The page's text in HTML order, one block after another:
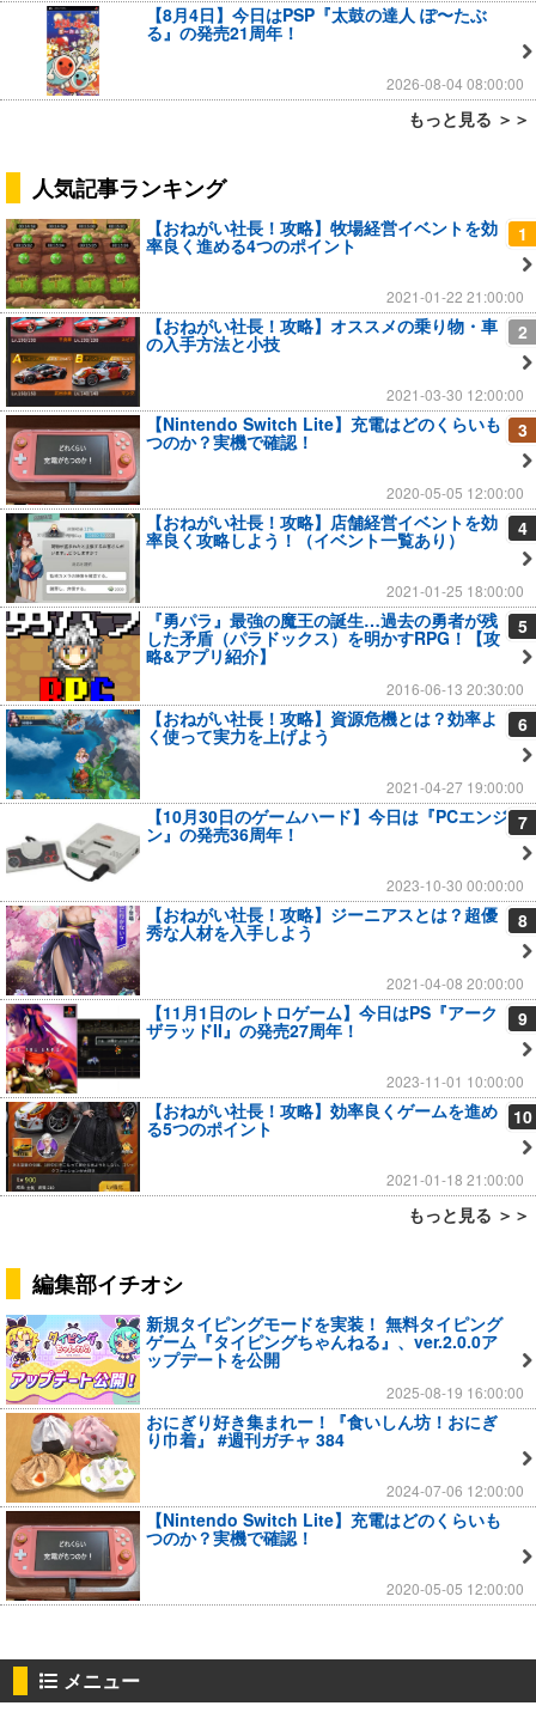
【8月4日】今日はPSP『太鼓の達人 ぽ〜たぶ
る』の発売21周年！
2026-08-04 08:00:00
もっと見る ＞＞
人気記事ランキング
1
【おねがい社長！攻略】牧場経営イベントを効
率良く進める4つのポイント
2021-01-22 21:00:00
2
【おねがい社長！攻略】オススメの乗り物・車
の入手方法と小技
2021-03-30 12:00:00
3
【Nintendo Switch Lite】充電はどのくらいも
つのか？実機で確認！
2020-05-05 12:00:00
4
【おねがい社長！攻略】店舗経営イベントを効
率良く攻略しよう！（イベント一覧あり）
2021-01-25 18:00:00
5
『勇パラ』最強の魔王の誕生…過去の勇者が残
した矛盾（パラドックス）を明かすRPG！【攻
略&アプリ紹介】
2016-06-13 20:30:00
6
【おねがい社長！攻略】資源危機とは？効率よ
く使って実力を上げよう
2021-04-27 19:00:00
7
【10月30日のゲームハード】今日は『PCエンジ
ン』の発売36周年！
2023-10-30 00:00:00
8
【おねがい社長！攻略】ジーニアスとは？超優
秀な人材を入手しよう
2021-04-08 20:00:00
9
【11月1日のレトロゲーム】今日はPS『アーク
ザラッドII』の発売27周年！
2023-11-01 10:00:00
10
【おねがい社長！攻略】効率良くゲームを進め
る5つのポイント
2021-01-18 21:00:00
もっと見る ＞＞
編集部イチオシ
新規タイピングモードを実装！ 無料タイピング
ゲーム『タイピングちゃんねる』、ver.2.0.0ア
ップデートを公開
2025-08-19 16:00:00
おにぎり好き集まれー！『食いしん坊！おにぎ
り巾着』 #週刊ガチャ 384
2024-07-06 12:00:00
【Nintendo Switch Lite】充電はどのくらいも
つのか？実機で確認！
2020-05-05 12:00:00
メニュー